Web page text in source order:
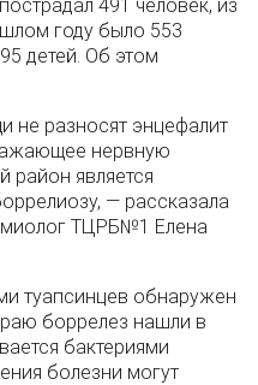
491 человек, из
году было 553
детей. Об этом
не разносят энцефалит
нервную
район является
— рассказала
ТЦРБ№1 Елена
туапсинцев обнаружен
боррелез нашли в
бактериями
болезни могут